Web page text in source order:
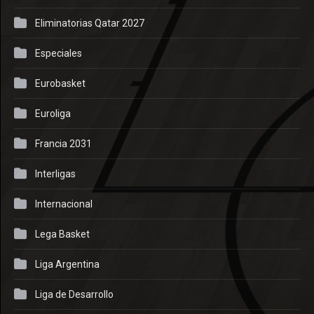
Eliminatorias Qatar 2027
Especiales
Eurobasket
Euroliga
Francia 2031
Interligas
Internacional
Lega Basket
Liga Argentina
Liga de Desarrollo